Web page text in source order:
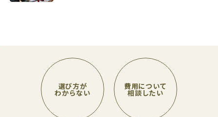
選び方が
わからない
費用について
相談したい